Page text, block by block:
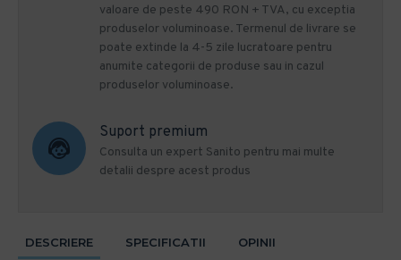
valoare de peste 490 RON + TVA, cu exceptia
produselor voluminoase. Termenul de livrare se
poate extinde la 4-5 zile lucratoare pentru
anumite categorii de produse sau in cazul
produselor voluminoase.
Suport premium
Consulta un expert Sanito pentru mai multe
detalii despre acest produs
DESCRIERE SPECIFICATII
OPINII